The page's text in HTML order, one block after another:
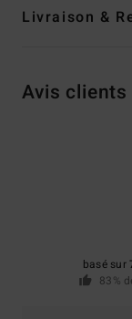
Livraison &
Avis clients
basé sur
83%